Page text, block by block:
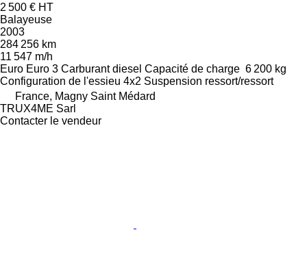
2 500 € HT
Balayeuse
2003
284 256 km
11 547 m/h
Euro Euro 3 Carburant diesel Capacité de charge 6 200 kg
Configuration de l'essieu 4x2 Suspension ressort/ressort
France, Magny Saint Médard
TRUX4ME Sarl
Contacter le vendeur